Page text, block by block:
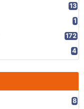
13
1
172
4
8